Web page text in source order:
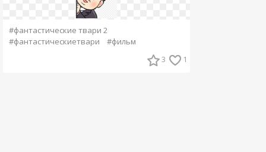
#фантастические твари 2
#фантастическиетвари
#фильм
3 1